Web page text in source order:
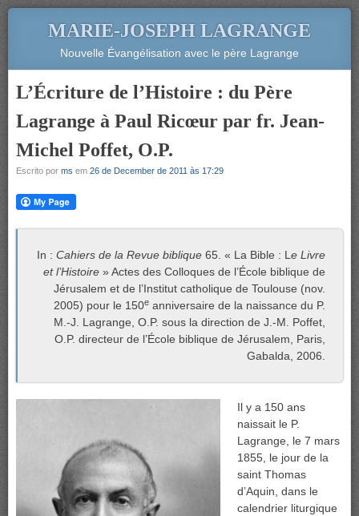
MARIE-JOSEPH LAGRANGE
Nouvelle Évangélisation avec le père Lagrange
L’Écriture de l’Histoire : du Père
Lagrange à Paul Ricœur par fr. Jean-
Michel Poffet, O.P.
Escrito por ms em 26 de December de 2011 às 17:29
In : Cahiers de la Revue biblique65. « La Bible : Le Livre
et l’Histoire» Actes des Colloques de l’École biblique de
Jérusalem et de l’Institut catholique de Toulouse (nov.
2005) pour le 150eanniversaire de la naissance du P.
M.-J. Lagrange, O.P. sous la direction de J.-M. Poffet,
O.P. directeur de l’École biblique de Jérusalem, Paris,
Gabalda, 2006.
Il y a 150 ans
naissait le P.
Lagrange, le 7 mars
1855, le jour de la
saint Thomas
d’Aquin, dans le
calendrier liturgique